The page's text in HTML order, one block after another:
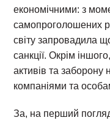
економічними: з
самопроголошених
світу запровадила
санкції. Окрім
активів та заборону
компаніями та
За, на перший